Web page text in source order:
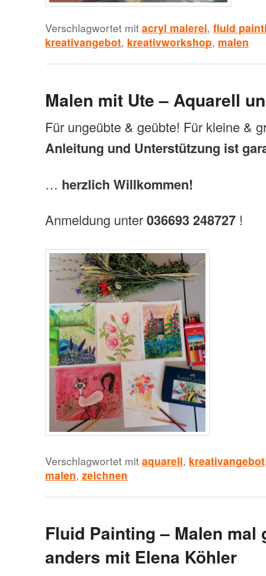
Verschlagwortet mit acryl malerei, fluid
kreativangebot, kreativworkshop, malen
Malen mit Ute – Aquarell
Für ungeübte & geübte! Für kleine &
Anleitung und Unterstützung ist
… herzlich Willkommen!
Anmeldung unter036693 248727 !
Verschlagwortet mit aquarell, kreativangebot
malen, zeichnen
Fluid Painting – Malen mal
anders mit Elena Köhler